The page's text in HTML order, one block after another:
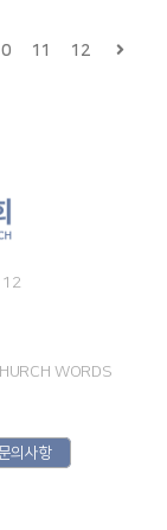
11 12
WORDS
의사항